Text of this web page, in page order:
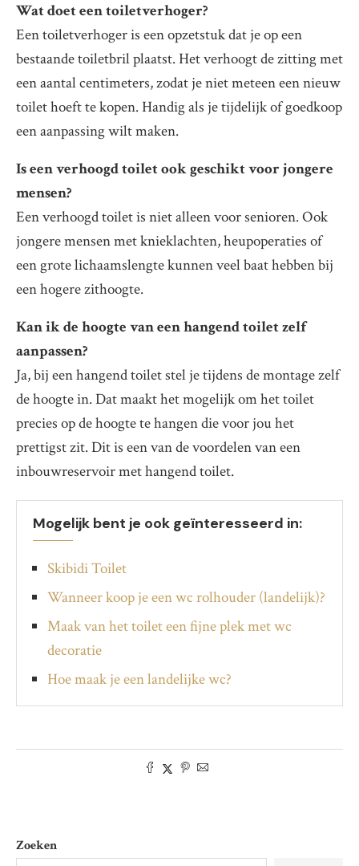
Wat doet een toiletverhoger?
Een toiletverhoger is een opzetstuk dat je op een
bestaande toiletbril plaatst. Het verhoogt de zitting met
een aantal centimeters, zodat je niet meteen een nieuw
toilet hoeft te kopen. Handig als je tijdelijk of goedkoop
een aanpassing wilt maken.
Is een verhoogd toilet ook geschikt voor jongere
mensen?
Een verhoogd toilet is niet alleen voor senioren. Ook
jongere mensen met knieklachten, heupoperaties of
een grote lichaamslengte kunnen veel baat hebben bij
een hogere zithoogte.
Kan ik de hoogte van een hangend toilet zelf
aanpassen?
Ja, bij een hangend toilet stel je tijdens de montage zelf
de hoogte in. Dat maakt het mogelijk om het toilet
precies op de hoogte te hangen die voor jou het
prettigst zit. Dit is een van de voordelen van een
inbouwreservoir met hangend toilet.
Mogelijk bent je ook geïnteresseerd in:
Skibidi Toilet
Wanneer koop je een wc rolhouder (landelijk)?
Maak van het toilet een fijne plek met wc
decoratie
Hoe maak je een landelijke wc?
Zoeken